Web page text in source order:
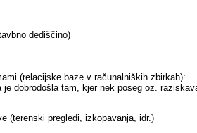
dediščino)
(relacijske baze v računalniških zbirkah):
dobrodošla tam, kjer nek poseg oz.
(terenski pregledi, izkopavanja, idr.)